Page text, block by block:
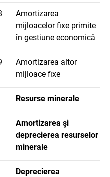
Amortizarea
mijloacelor fixe primite
în gestiune economică
Amortizarea altor
mijloace fixe
Resurse minerale
Amortizarea şi
deprecierea resurselor
minerale
Deprecierea